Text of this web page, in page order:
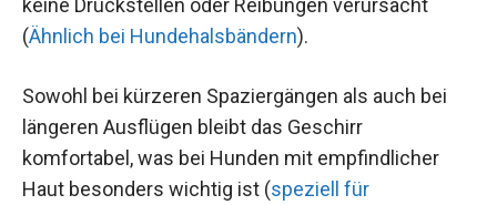
keine Druckstellen oder Reibungen verursacht
(Ähnlich bei Hundehalsbändern).
Sowohl bei kürzeren Spaziergängen als auch bei
längeren Ausflügen bleibt das Geschirr
komfortabel, was bei Hunden mit empfindlicher
Haut besonders wichtig ist (speziell für